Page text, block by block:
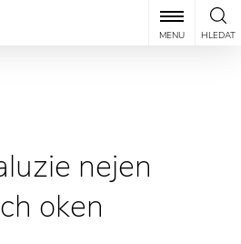
HLEDAT
MENU
nejen
oken